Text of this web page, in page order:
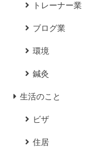
トレーナー業
ブログ業
環境
鍼灸
生活のこと
ビザ
住居